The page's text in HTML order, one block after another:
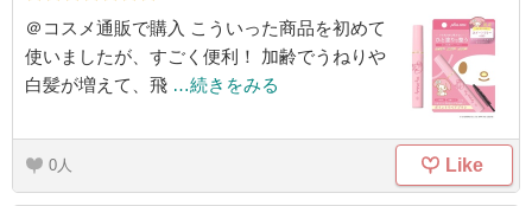
＠コスメ通販で購入 こういった商品を初めて
使いましたが、すごく便利！ 加齢でうねりや
白髪が増えて、飛 …続きをみる
0 Like